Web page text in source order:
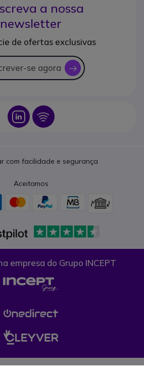
a nossa
newsletter
de ofertas exclusivas
se agora icon
Icon Icon
com facilidade e segurança
Aceitamos
empresa do Grupo INCEPT